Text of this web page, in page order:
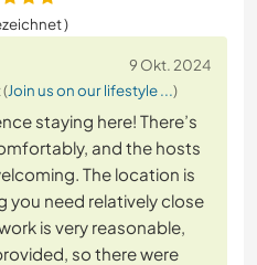
)
9 Okt. 2024
Join us on our lifestyle ...)
staying here! There’s
and the hosts
The location is
you need relatively close
is very reasonable,
so there were